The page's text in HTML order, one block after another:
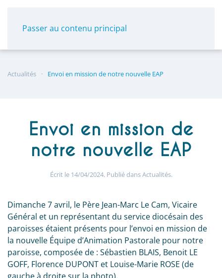
Passer au contenu principal
Actualités Envoi en mission de notre nouvelle EAP
Envoi en mission de
notre nouvelle EAP
Écrit le 14/04/2024. Publié dansActualités.
Dimanche 7 avril, le Père Jean-Marc Le Cam, Vicaire
Général et un représentant du service diocésain des
paroisses étaient présents pour l’envoi en mission de
la nouvelle Équipe d’Animation Pastorale pour notre
paroisse, composée de : Sébastien BLAIS, Benoit LE
GOFF, Florence DUPONT et Louise-Marie ROSE (de